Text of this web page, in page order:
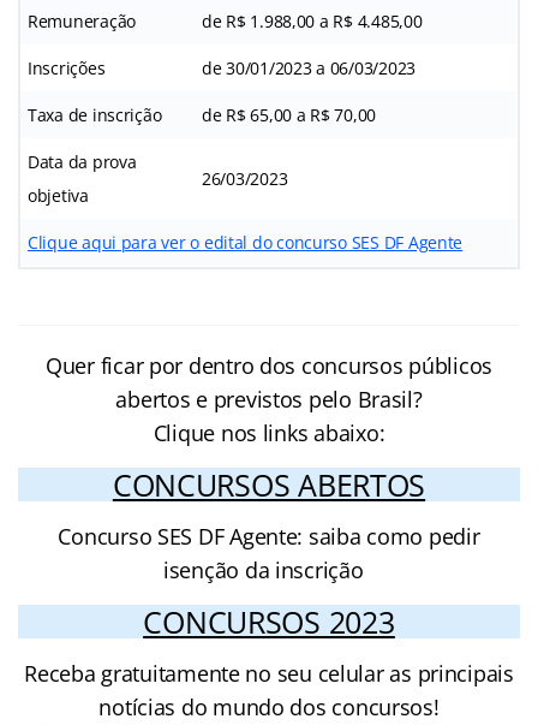
Remuneração de R$ 1.988,00 a R$ 4.485,00
Inscrições de 30/01/2023 a 06/03/2023
Taxa de inscrição de R$ 65,00 a R$ 70,00
Data da prova
objetiva
26/03/2023
Clique aqui para ver o edital do concurso SES DF Agente
Quer ficar por dentro dos concursos públicos
abertos e previstos pelo Brasil?
Clique nos links abaixo:
CONCURSOS ABERTOS
Concurso SES DF Agente: saiba como pedir
isenção da inscrição
CONCURSOS 2023
Receba gratuitamente no seu celular as principais
notícias do mundo dos concursos!